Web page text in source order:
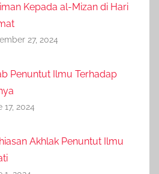
Kepada al-Mizan di Hari
27, 2024
Penuntut Ilmu Terhadap
17, 2024
Akhlak Penuntut Ilmu